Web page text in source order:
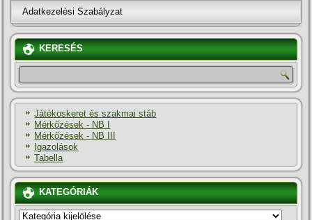
Adatkezelési Szabályzat
KERESÉS
Játékoskeret és szakmai stáb
Mérkőzések - NB I
Mérkőzések - NB III
Igazolások
Tabella
KATEGÓRIÁK
KATEGÓRIÁK